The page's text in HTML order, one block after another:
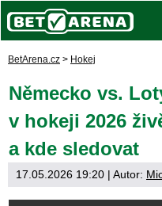
BetArena.cz > Hokej
Německo vs.
v hokeji 2026
a kde sledovat
17.05.2026 19:20 | Autor: